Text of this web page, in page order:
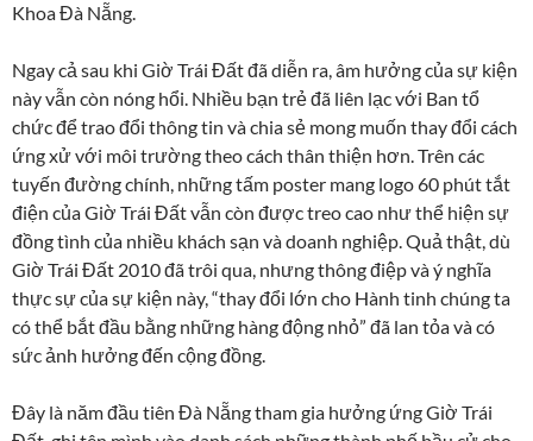
Khoa Đà Nẵng.
Ngay cả sau khi Giờ Trái Đất đã diễn ra, âm hưởng của sự kiện
này vẫn còn nóng hổi. Nhiều bạn trẻ đã liên lạc với Ban tổ
chức để trao đổi thông tin và chia sẻ mong muốn thay đổi cách
ứng xử với môi trường theo cách thân thiện hơn. Trên các
tuyến đường chính, những tấm poster mang logo 60 phút tắt
điện của Giờ Trái Đất vẫn còn được treo cao như thể hiện sự
đồng tình của nhiều khách sạn và doanh nghiệp. Quả thật, dù
Giờ Trái Đất 2010 đã trôi qua, nhưng thông điệp và ý nghĩa
thực sự của sự kiện này, “thay đổi lớn cho Hành tinh chúng ta
có thể bắt đầu bằng những hàng động nhỏ” đã lan tỏa và có
sức ảnh hưởng đến cộng đồng.
Đây là năm đầu tiên Đà Nẵng tham gia hưởng ứng Giờ Trái